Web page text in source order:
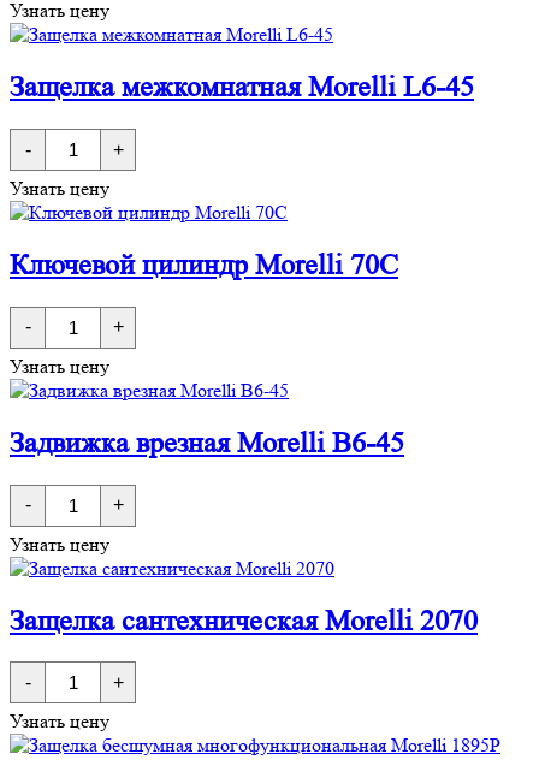
цилиндр
с
60CK
Узнать цену
Защелка межкомнатная Morelli L6-45
-
Количество
товара
Защелка
межкомнатная
Morelli
+
Узнать цену
Ключевой цилиндр Morelli 70C
-
Количество
товара
Ключевой
цилиндр
Morelli
+
Узнать цену
Задвижка врезная Morelli B6-45
-
Количество
товара
Задвижка
врезная
Morelli
+
Узнать цену
Защелка сантехническая Morelli 2070
-
Количество
товара
Защелка
сантехническая
Morelli
+
Узнать цену